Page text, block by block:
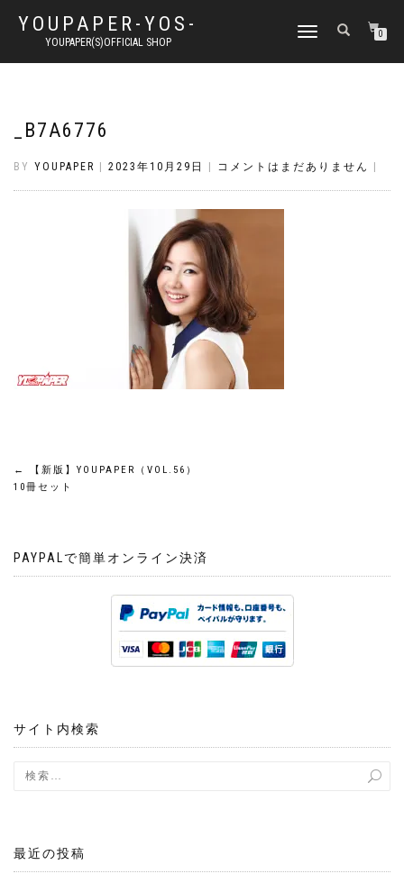
YOUPAPER-YOS-
YOUPAPER(S)OFFICIAL SHOP
ナ
ゲ
り
0
_B7A6776
BY YOUPAPER 2023年10月29日 コメントはまだありません
投
ナ
ョ
ン
←
【新版】YOUPAPER（VOL.56）
10冊セット
PAYPALで簡単オンライン決済
サイト内検索
最近の投稿